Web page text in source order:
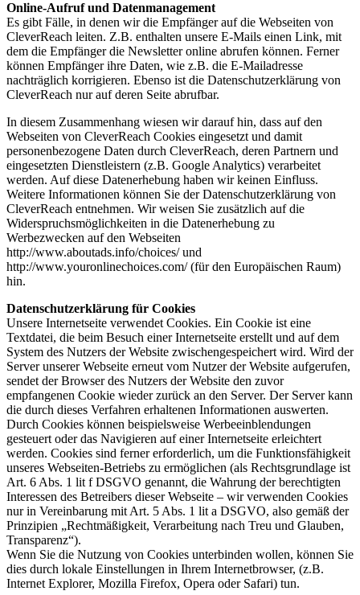
Online-Aufruf und Datenmanagement
Es gibt Fälle, in denen wir die Empfänger auf die Webseiten von
CleverReach leiten. Z.B. enthalten unsere E-Mails einen Link, mit
dem die Empfänger die Newsletter online abrufen können. Ferner
können Empfänger ihre Daten, wie z.B. die E-Mailadresse
nachträglich korrigieren. Ebenso ist die Datenschutzerklärung von
CleverReach nur auf deren Seite abrufbar.
In diesem Zusammenhang wiesen wir darauf hin, dass auf den
Webseiten von CleverReach Cookies eingesetzt und damit
personenbezogene Daten durch CleverReach, deren Partnern und
eingesetzten Dienstleistern (z.B. Google Analytics) verarbeitet
werden. Auf diese Datenerhebung haben wir keinen Einfluss.
Weitere Informationen können Sie der Datenschutzerklärung von
CleverReach entnehmen. Wir weisen Sie zusätzlich auf die
Widerspruchsmöglichkeiten in die Datenerhebung zu
Werbezwecken auf den Webseiten
http://www.aboutads.info/choices/ und
http://www.youronlinechoices.com/ (für den Europäischen Raum)
hin.
Datenschutzerklärung für Cookies
Unsere Internetseite verwendet Cookies. Ein Cookie ist eine
Textdatei, die beim Besuch einer Internetseite erstellt und auf dem
System des Nutzers der Website zwischengespeichert wird. Wird der
Server unserer Webseite erneut vom Nutzer der Website aufgerufen,
sendet der Browser des Nutzers der Website den zuvor
empfangenen Cookie wieder zurück an den Server. Der Server kann
die durch dieses Verfahren erhaltenen Informationen auswerten.
Durch Cookies können beispielsweise Werbeeinblendungen
gesteuert oder das Navigieren auf einer Internetseite erleichtert
werden. Cookies sind ferner erforderlich, um die Funktionsfähigkeit
unseres Webseiten-Betriebs zu ermöglichen (als Rechtsgrundlage ist
Art. 6 Abs. 1 lit f DSGVO genannt, die Wahrung der berechtigten
Interessen des Betreibers dieser Webseite – wir verwenden Cookies
nur in Vereinbarung mit Art. 5 Abs. 1 lit a DSGVO, also gemäß der
Prinzipien „Rechtmäßigkeit, Verarbeitung nach Treu und Glauben,
Transparenz“).
Wenn Sie die Nutzung von Cookies unterbinden wollen, können Sie
dies durch lokale Einstellungen in Ihrem Internetbrowser, (z.B.
Internet Explorer, Mozilla Firefox, Opera oder Safari) tun.